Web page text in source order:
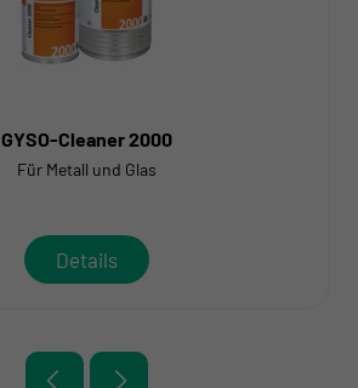
GYSO-Cleaner 2000
Für Metall und Glas
Details